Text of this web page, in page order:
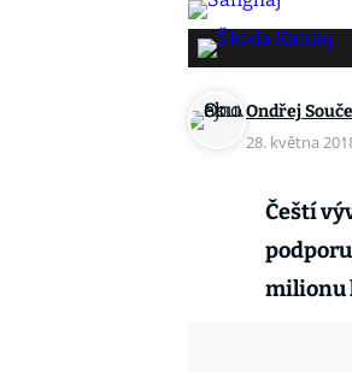
Ondřej
28. května
Čeští
milionu